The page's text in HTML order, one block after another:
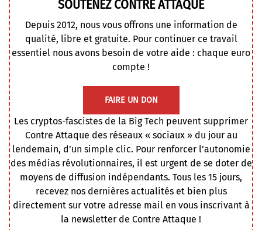
SOUTENEZ CONTRE ATTAQUE
Depuis 2012, nous vous offrons une information de
qualité, libre et gratuite. Pour continuer ce travail
essentiel nous avons besoin de votre aide : chaque euro
compte !
FAIRE UN DON
Les cryptos-fascistes de la Big Tech peuvent supprimer
Contre Attaque des réseaux « sociaux » du jour au
lendemain, d’un simple clic. Pour renforcer l’autonomie
des médias révolutionnaires, il est urgent de se doter de
moyens de diffusion indépendants. Tous les 15 jours,
recevez nos dernières actualités et bien plus
directement sur votre adresse mail en vous inscrivant à
la newsletter de Contre Attaque !